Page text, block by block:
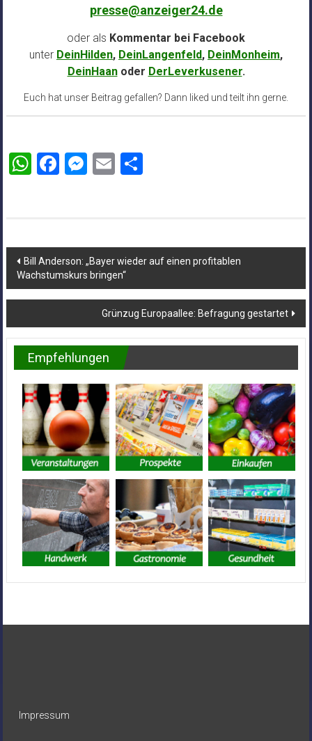
presse@anzeiger24.de
oder als Kommentar bei Facebook
unter DeinHilden, DeinLangenfeld, DeinMonheim,
DeinHaanoder DerLeverkusener.
Euch hat unser Beitrag gefallen? Dann liked und teilt ihn gerne.
WhatsApp
Facebook
Messenger
EmailTeilen
Beitragsnavigation
Bill Anderson: „Bayer wieder auf einen profitablen
Wachstumskurs bringen“
Grünzug Europaallee: Befragung gestartet
Empfehlungen
Impressum